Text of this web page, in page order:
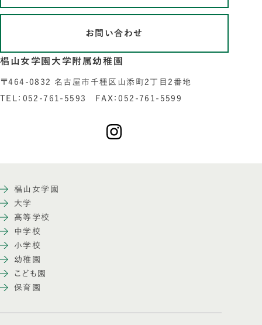
お問い合わせ
椙山女学園大学附属幼稚園
〒464-0832 名古屋市千種区山添町2丁目2番地
TEL：052-761-5593 FAX：052-761-5599
椙山女学園
大学
高等学校
中学校
小学校
幼稚園
こども園
保育園